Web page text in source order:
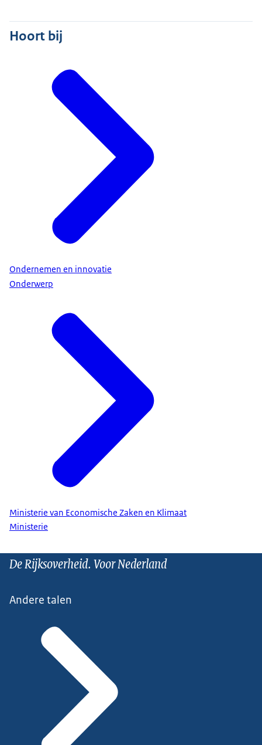
Hoort bij
Ondernemen en innovatie
Onderwerp
Ministerie van Economische Zaken en Klimaat
Ministerie
De Rijksoverheid. Voor Nederland
Andere talen